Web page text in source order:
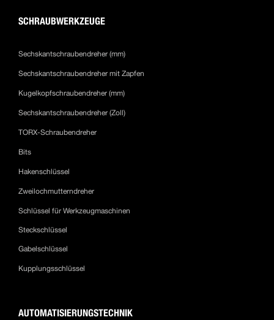
SCHRAUBWERKZEUGE
Sechskantschraubendreher (mm)
Sechskantschraubendreher mit Zapfen
Kugelkopfschraubendreher (mm)
Sechskantschraubendreher (Zoll)
TORX-Schraubendreher
Bits
Hakenschlüssel
Zweilochmutterndreher
Schlüssel für Werkzeugmaschinen
Steckschlüssel
Gabelschlüssel
Kupplungsschlüssel
AUTOMATISIERUNGSTECHNIK